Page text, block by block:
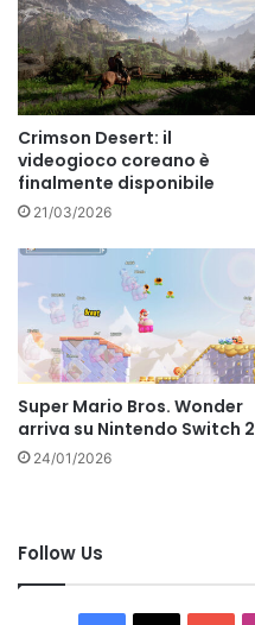
Crimson Desert: il
videogioco coreano è
finalmente disponibile
21/03/2026
Super Mario Bros. Wonder
arriva su Nintendo Switch 2
24/01/2026
Follow Us